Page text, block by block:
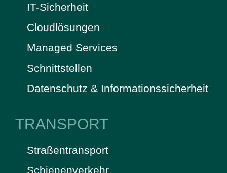
IT-Sicherheit
Cloudlösungen
Managed Services
Schnittstellen
Datenschutz & Informationssicherheit
TRANSPORT
Straßentransport
Schienenverkehr